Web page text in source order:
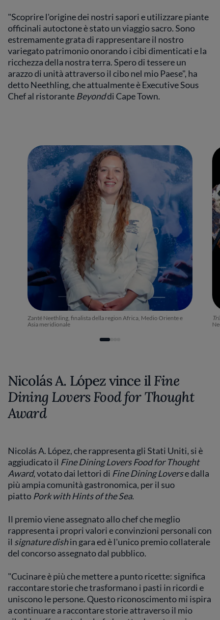
"Scoprire l'origine dei nostri sapori e utilizzare piante
officinali autoctone è stato un viaggio sacro. Sono
estremamente grata di rappresentare il nostro
variegato patrimonio onorando i cibi dimenticati e la
ricchezza della nostra terra. Spero di tessere un
arazzo di unità attraverso il cibo nel mio Paese", ha
detto Neethling, che attualmente è Executive Sous
Chef al ristorante Beyonddi Cape Town.
Zanté Neethling, finalista della region Africa, Medio Oriente e
Asia meridionale
Nicolás A. López vince ilFine
Dining Lovers Food for Thought
Award
Nicolás A. López, che rappresenta gli Stati Uniti, si è
aggiudicato il Fine Dining Lovers Food for Thought
Award, votato dai lettori di Fine Dining Loverse dalla
più ampia comunità gastronomica, per il suo
piatto Pork with Hints of the Sea.
Il premio viene assegnato allo chef che meglio
rappresenta i propri valori e convinzioni personali con
il signature dishin gara ed è l'unico premio collaterale
del concorso assegnato dal pubblico.
"Cucinare è più che mettere a punto ricette: significa
raccontare storie che trasformano i pasti in ricordi e
uniscono le persone. Questo riconoscimento mi ispira
a continuare a raccontare storie attraverso il mio